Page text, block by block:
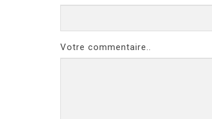
Votre commentaire..